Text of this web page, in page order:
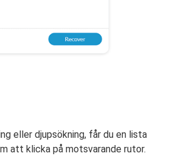
eller djupsökning, får du en lista
att klicka på motsvarande rutor.